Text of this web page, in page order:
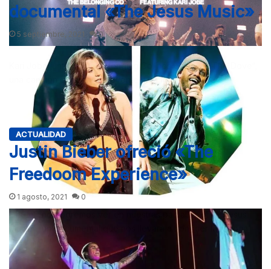
Kari Jobe junto a The Belonging Co. nos ofrecen “The Dove“,
una canción que invita al oyente a un momento…
documental «The Jesus Music»
5 septiembre, 2021 0
Este otoño podremos ver en nuestras pantallas «The Jesus
Music», un documental que nos llevará a conocer la historia
de…
ACTUALIDAD
Justin Bieber ofreció «The
Freedoom Experience»
1 agosto, 2021 0